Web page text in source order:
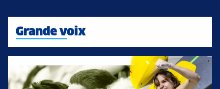
Grande voix